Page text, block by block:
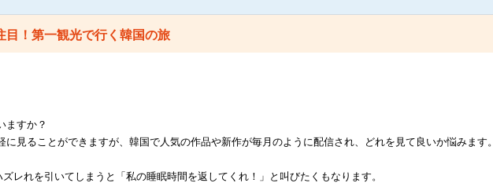
目！第一観光で行く韓国の旅
ますか？
見ることができますが、韓国で人気の作品や新作が毎月のように配信され、どれを見て良いか悩みます。
レれを引いてしまうと「私の睡眠時間を返してくれ！」と叫びたくもなります。